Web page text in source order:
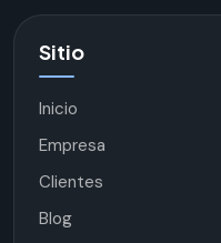
Sitio
Inicio
Empresa
Clientes
Blog